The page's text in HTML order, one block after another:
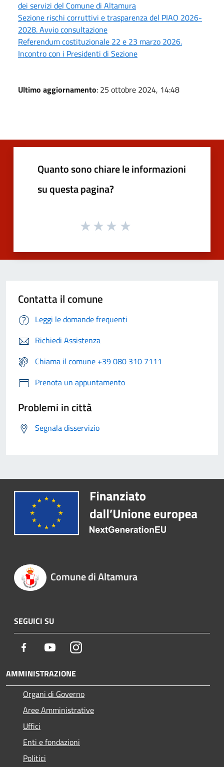
dei servizi del Comune di Altamura
Sezione rischi corruttivi e trasparenza del PIAO 2026-
2028. Avvio consultazione
Referendum costituzionale 22 e 23 marzo 2026.
Incontro con i Presidenti di Sezione
Ultimo aggiornamento: 25 ottobre 2024, 14:48
Quanto sono chiare le informazioni
su questa pagina?
Contatta il comune
Leggi le domande frequenti
Richiedi Assistenza
Chiama il comune +39 080 310 7111
Prenota un appuntamento
Problemi in città
Segnala disservizio
Comune di Altamura
SEGUICI SU
Facebook YoutubeInstagram
AMMINISTRAZIONE
Organi di Governo
Aree Amministrative
Uffici
Enti e fondazioni
Politici